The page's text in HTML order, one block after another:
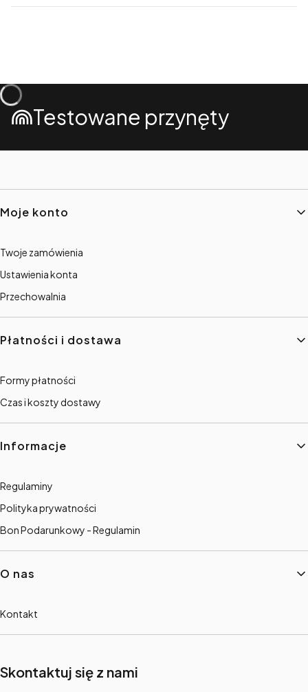
Testowane przynęty
Linki w stopce
Moje konto
Twoje zamówienia
Ustawienia konta
Przechowalnia
Płatności i dostawa
Formy płatności
Czas i koszty dostawy
Informacje
Regulaminy
Polityka prywatności
Bon Podarunkowy - Regulamin
O nas
Kontakt
Skontaktuj się z nami